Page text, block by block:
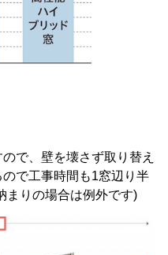
で、壁を壊さず取り替え
で工事時間も1窓辺り半
まりの場合は例外です)